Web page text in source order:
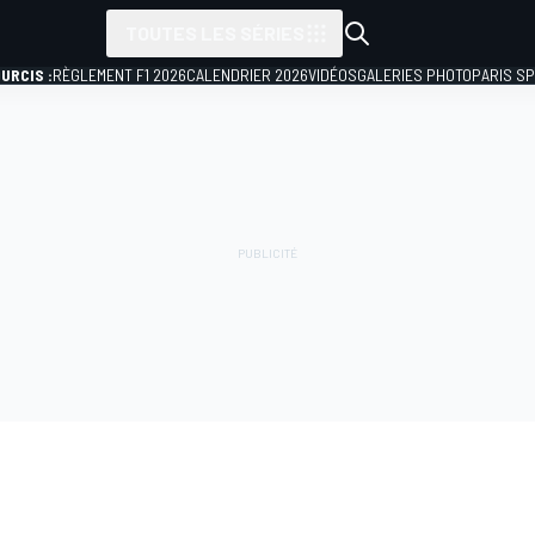
:RÈGLEMENT F1 2026CALENDRIER 2026VIDÉOSGALERIES PHOTOPARIS